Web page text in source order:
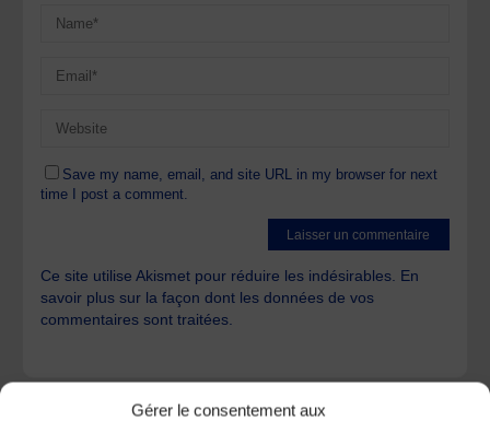
Gérer le consentement aux
Save my name, email, and site URL in my browser for next
time I post a comment.
Ce site utilise Akismet pour réduire les indésirables. En
savoir plus sur la façon dont les données de vos
commentaires sont traitées.